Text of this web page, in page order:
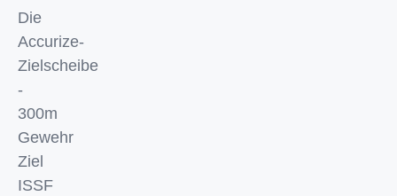
Die
Accurize-
Zielscheibe
-
300m
Gewehr
Ziel
ISSF